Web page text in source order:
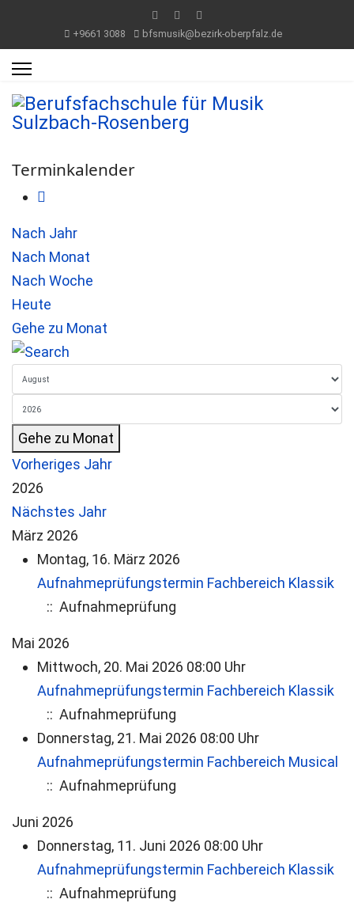
+9661 3088 bfsmusik@bezirk-oberpfalz.de
Terminkalender
Nach Jahr
Nach Monat
Nach Woche
Heute
Gehe zu Monat
Gehe zu Monat
Vorheriges Jahr
2026
Nächstes Jahr
März 2026
Montag, 16. März 2026
Aufnahmeprüfungstermin Fachbereich Klassik
:: Aufnahmeprüfung
Mai 2026
Mittwoch, 20. Mai 2026 08:00 Uhr
Aufnahmeprüfungstermin Fachbereich Klassik
:: Aufnahmeprüfung
Donnerstag, 21. Mai 2026 08:00 Uhr
Aufnahmeprüfungstermin Fachbereich Musical
:: Aufnahmeprüfung
Juni 2026
Donnerstag, 11. Juni 2026 08:00 Uhr
Aufnahmeprüfungstermin Fachbereich Klassik
:: Aufnahmeprüfung